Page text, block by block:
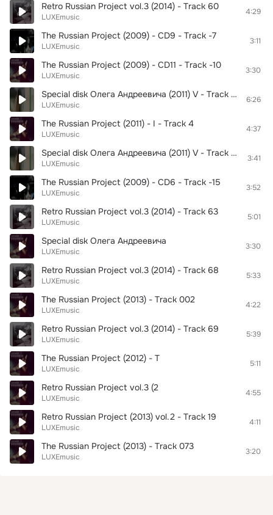
Retro Russian Project vol.3 (2014) - Track 60
LUXEmusic
4:29
The Russian Project (2009) - CD9 - Track -7
LUXEmusic
3:11
The Russian Project (2009) - CD11 - Track -10
LUXEmusic
3:30
Special disk Олега Андреевича (2011) V - Track - 40
LUXEmusic
6:26
The Russian Project (2011) - I - Track 4
LUXEmusic
4:37
Special disk Олега Андреевича (2011) V - Track - 38
LUXEmusic
3:41
The Russian Project (2009) - CD6 - Track -15
LUXEmusic
3:52
Retro Russian Project vol.3 (2014) - Track 63
LUXEmusic
5:01
Special disk Олега Андреевича
LUXEmusic
3:30
Retro Russian Project vol.3 (2014) - Track 68
LUXEmusic
5:33
The Russian Project (2013) - Track 002
LUXEmusic
4:22
Retro Russian Project vol.3 (2014) - Track 69
LUXEmusic
5:39
The Russian Project (2012) - T
LUXEmusic
5:11
Retro Russian Project vol.3 (2
LUXEmusic
4:55
Retro Russian Project (2013) vol.2 - Track 19
LUXEmusic
4:11
The Russian Project (2013) - Track 073
LUXEmusic
3:20